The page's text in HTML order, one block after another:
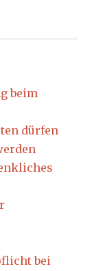
beim
dürfen
bei